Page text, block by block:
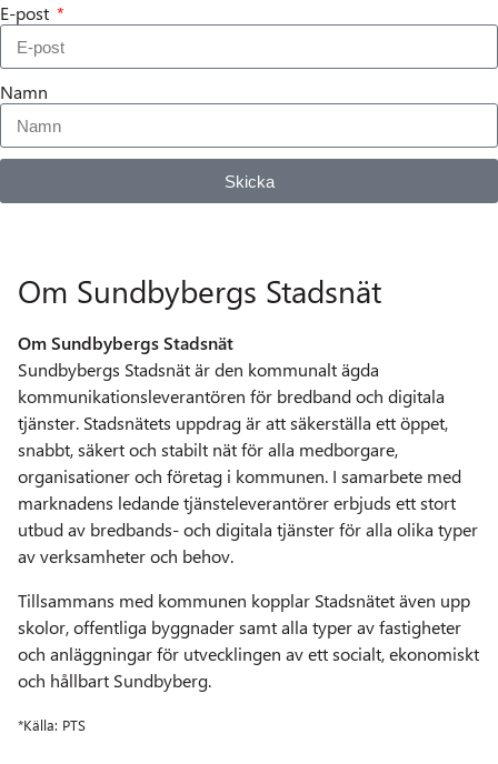
E-post
Namn
Skicka
Om Sundbybergs Stadsnät
Om Sundbybergs Stadsnät
Sundbybergs Stadsnät är den kommunalt ägda
kommunikationsleverantören för bredband och digitala
tjänster. Stadsnätets uppdrag är att säkerställa ett öppet,
snabbt, säkert och stabilt nät för alla medborgare,
organisationer och företag i kommunen. I samarbete med
marknadens ledande tjänsteleverantörer erbjuds ett stort
utbud av bredbands- och digitala tjänster för alla olika typer
av verksamheter och behov.
Tillsammans med kommunen kopplar Stadsnätet även upp
skolor, offentliga byggnader samt alla typer av fastigheter
och anläggningar för utvecklingen av ett socialt, ekonomiskt
och hållbart Sundbyberg.
*Källa: PTS